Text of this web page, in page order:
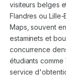
visiteurs belges
Flandres ou
Maps, souvent
estaminets et
concurrence
étudiants
service